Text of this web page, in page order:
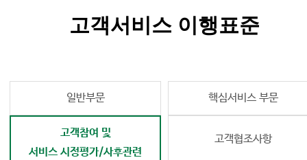
고객서비스 이행표준
일반부문 핵심서비스 부문
고객참여 및
서비스 시정평가/사후관련
고객협조사항